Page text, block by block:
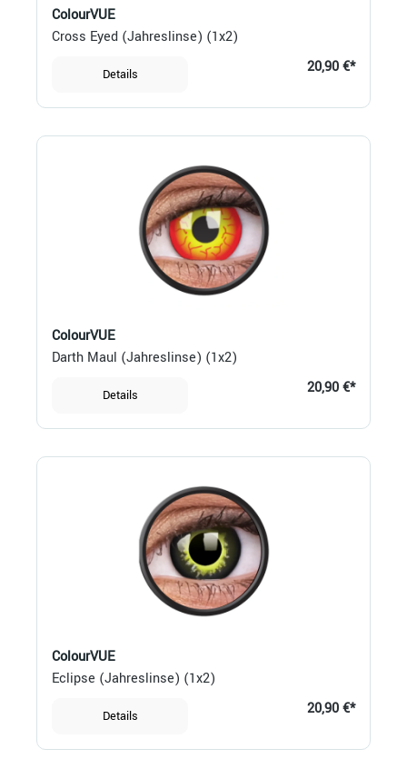
ColourVUE
Cross Eyed (Jahreslinse) (1x2)
Details 20,90 €*
ColourVUE
Darth Maul (Jahreslinse) (1x2)
Details 20,90 €*
ColourVUE
Eclipse (Jahreslinse) (1x2)
Details 20,90 €*